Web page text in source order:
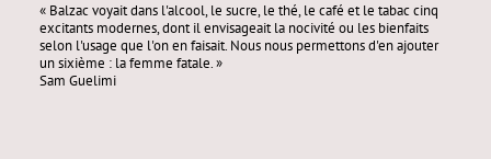
« Balzac voyait dans l'alcool, le sucre, le thé, le café et le tabac cinq
excitants modernes, dont il envisageait la nocivité ou les bienfaits
selon l'usage que l'on en faisait. Nous nous permettons d'en ajouter
un sixième : la femme fatale. »
Sam Guelimi